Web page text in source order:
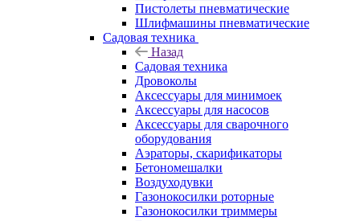
Пистолеты пневматические
Шлифмашины пневматические
Садовая техника
Назад
Садовая техника
Дровоколы
Аксессуары для минимоек
Аксессуары для насосов
Аксессуары для сварочного
оборудования
Аэраторы, скарификаторы
Бетономешалки
Воздуходувки
Газонокосилки роторные
Газонокосилки триммеры